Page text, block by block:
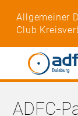
Allgemeiner
Club
ADFC-